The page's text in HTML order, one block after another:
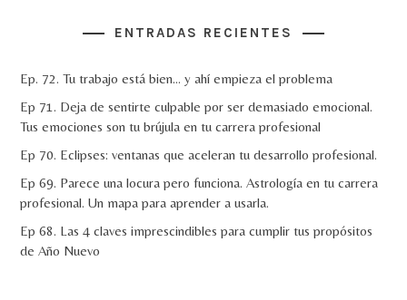
ENTRADAS RECIENTES
Ep. 72. Tu trabajo está bien… y ahí empieza el problema
Ep 71. Deja de sentirte culpable por ser demasiado emocional.
Tus emociones son tu brújula en tu carrera profesional
Ep 70. Eclipses: ventanas que aceleran tu desarrollo profesional.
Ep 69. Parece una locura pero funciona. Astrología en tu carrera
profesional. Un mapa para aprender a usarla.
Ep 68. Las 4 claves imprescindibles para cumplir tus propósitos
de Año Nuevo